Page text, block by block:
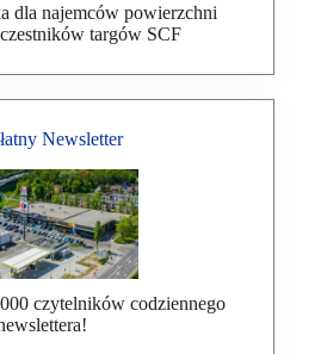
dla najemców powierzchni
targów SCF
Newsletter
czytelników codziennego